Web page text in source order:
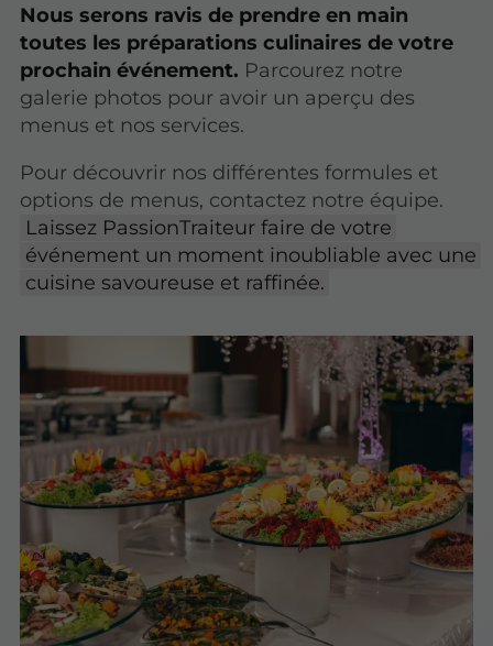
Nous serons ravis de prendre en main
toutes les préparations culinaires de votre
prochain événement. Parcourez notre
galerie photos pour avoir un aperçu des
menus et nos services.
Pour découvrir nos différentes formules et
options de menus, contactez notre équipe.
Laissez PassionTraiteur faire de votre
événement un moment inoubliable avec une
cuisine savoureuse et raffinée.